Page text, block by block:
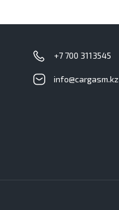
+7 700 3113545
info@cargasm.kz